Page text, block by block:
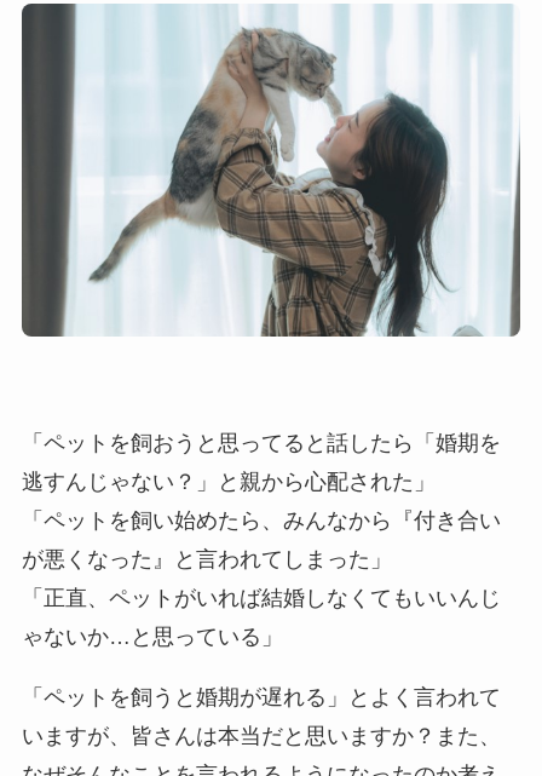
「ペットを飼おうと思ってると話したら「婚期を
逃すんじゃない？」と親から心配された」
「ペットを飼い始めたら、みんなから『付き合い
が悪くなった』と言われてしまった」
「正直、ペットがいれば結婚しなくてもいいんじ
ゃないか…と思っている」
「ペットを飼うと婚期が遅れる」とよく言われて
いますが、皆さんは本当だと思いますか？また、